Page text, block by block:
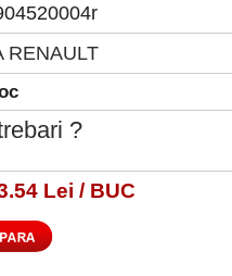
RENAULT
?
Lei / BUC